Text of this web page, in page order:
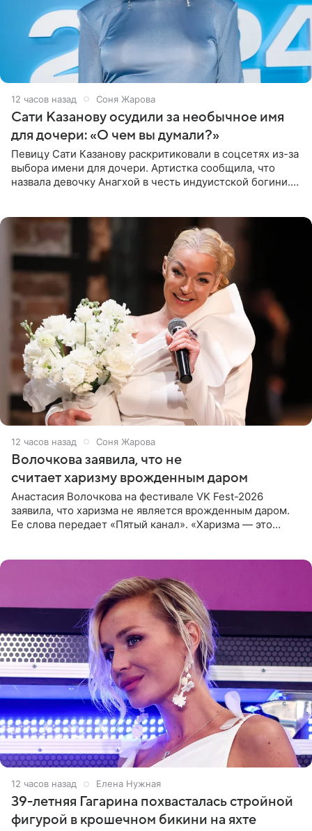
12 часов назад Соня Жарова
Сати Казанову осудили за необычное имя
для дочери: «О чем вы думали?»
Певицу Сати Казанову раскритиковали в соцсетях из-за
выбора имени для дочери. Артистка сообщила, что
назвала девочку Анагхой в честь индуистской богини.
12 часов назад Соня Жарова
Волочкова заявила, что не
считает харизму врожденным даром
Анастасия Волочкова на фестивале VK Fest-2026
заявила, что харизма не является врожденным даром.
Ее слова передает «Пятый канал». «Харизма — это
12 часов назад Елена Нужная
39-летняя Гагарина похвасталась стройной
фигурой в крошечном бикини на яхте